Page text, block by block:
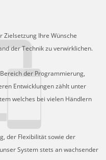
Zielsetzung Ihre Wünsche
der Technik zu verwirklichen.
der Programmierung,
Entwicklungen zählt unter
welches bei vielen Händlern
der Flexibilität sowie der
System stets an wachsender